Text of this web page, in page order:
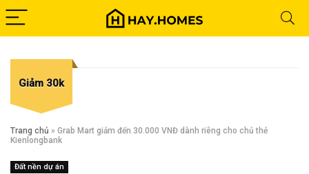
Giảm 30k
Trang chủ » Grab Mart giảm đến 30.000 VNĐ dành riêng cho chủ thẻ
Kienlongbank
Đất nền dự án